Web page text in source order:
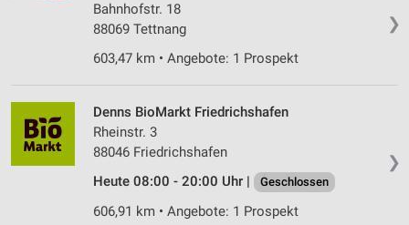
❯
Bahnhofstr. 18
88069 Tettnang
603,47 km • Angebote: 1 Prospekt
❯
Denns BioMarkt Friedrichshafen
Rheinstr. 3
88046 Friedrichshafen
Heute 08:00 - 20:00 Uhr |
Geschlossen
606,91 km • Angebote: 1 Prospekt